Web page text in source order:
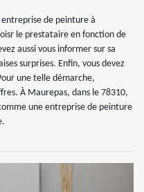
entreprise de peinture à
le prestataire en fonction de
aussi vous informer sur sa
surprises. Enfin, vous devez
une telle démarche,
À Maurepas, dans le 78310,
une entreprise de peinture